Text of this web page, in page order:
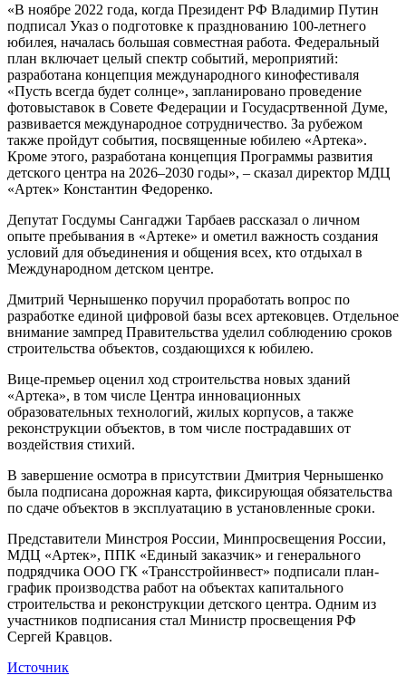
«В ноябре 2022 года, когда Президент РФ Владимир Путин
подписал Указ о подготовке к празднованию 100-летнего
юбилея, началась большая совместная работа. Федеральный
план включает целый спектр событий, мероприятий:
разработана концепция международного кинофестиваля
«Пусть всегда будет солнце», запланировано проведение
фотовыставок в Совете Федерации и Госудасртвенной Думе,
развивается международное сотрудничество. За рубежом
также пройдут события, посвященные юбилею «Артека».
Кроме этого, разработана концепция Программы развития
детского центра на 2026–2030 годы», – сказал директор МДЦ
«Артек» Константин Федоренко.
Депутат Госдумы Сангаджи Тарбаев рассказал о личном
опыте пребывания в «Артеке» и ометил важность создания
условий для объединения и общения всех, кто отдыхал в
Международном детском центре.
Дмитрий Чернышенко поручил проработать вопрос по
разработке единой цифровой базы всех артековцев. Отдельное
внимание зампред Правительства уделил соблюдению сроков
строительства объектов, создающихся к юбилею.
Вице-премьер оценил ход строительства новых зданий
«Артека», в том числе Центра инновационных
образовательных технологий, жилых корпусов, а также
реконструкции объектов, в том числе пострадавших от
воздействия стихий.
В завершение осмотра в присутствии Дмитрия Чернышенко
была подписана дорожная карта, фиксирующая обязательства
по сдаче объектов в эксплуатацию в установленные сроки.
Представители Минстроя России, Минпросвещения России,
МДЦ «Артек», ППК «Единый заказчик» и генерального
подрядчика ООО ГК «Трансстройинвест» подписали план-
график производства работ на объектах капитального
строительства и реконструкции детского центра. Одним из
участников подписания стал Министр просвещения РФ
Сергей Кравцов.
Источник